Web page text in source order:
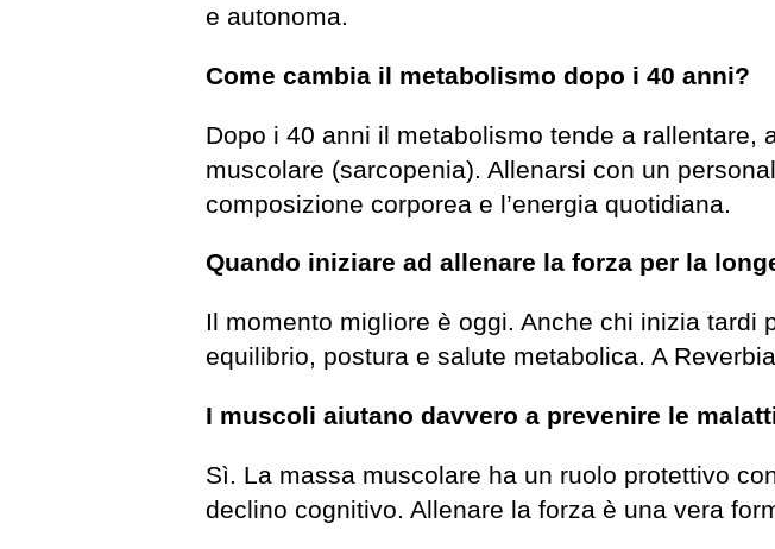
e autonoma.
Come cambia il metabolismo dopo i 40 anni?
Dopo i 40 anni il metabolismo tende a rallentare,
muscolare (sarcopenia). Allenarsi con un
composizione corporea e l’energia quotidiana.
Quando iniziare ad allenare la forza per la
Il momento migliore è oggi. Anche chi inizia
equilibrio, postura e salute metabolica. A
I muscoli aiutano davvero a prevenire le
Sì. La massa muscolare ha un ruolo protettivo
declino cognitivo. Allenare la forza è una vera